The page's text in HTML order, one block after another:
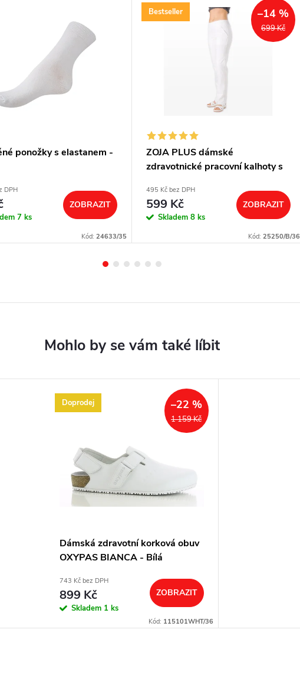
ponožky s elastanem -
DPH
7 ks
ZOBRAZIT
Kód: 24633/35
Bestseller
699 Kč
–14 %
ZOJA PLUS dámské
zdravotnické pracovní kalhoty s
495 Kč bez DPH
599 Kč
Skladem 8 ks
ZOBRAZIT
Kód: 25250/B/36
Doprodej
1 159 Kč
–22 %
Dámská zdravotní korková obuv
OXYPAS BIANCA - Bílá
743 Kč bez DPH
899 Kč
Skladem 1 ks
ZOBRAZIT
Kód: 115101WHT/36